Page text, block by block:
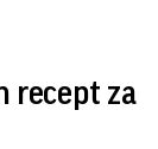
recept za